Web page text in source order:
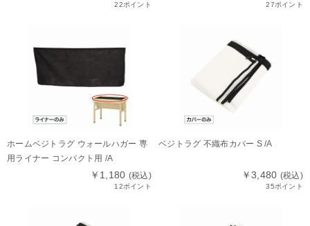
22ポイント 27ポイント
ホームベジトラグ ウォールハガー 専
用ライナー コンパクト用 /A
￥1,180 (税込)
12ポイント
ベジトラグ 不織布カバー S /A
￥3,480 (税込)
35ポイント